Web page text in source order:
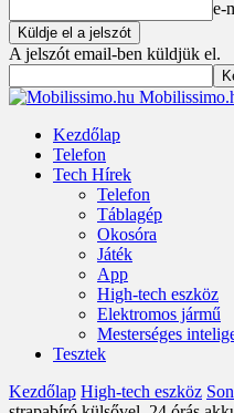
e-
A jelszót email-ben küldjük el.
Kezdőlap
Telefon
Tech Hírek
Telefon
Táblagép
Okosóra
Játék
App
High-tech eszköz
Elektromos jármű
Mesterséges
Tesztek
Kezdőlap High-tech eszköz